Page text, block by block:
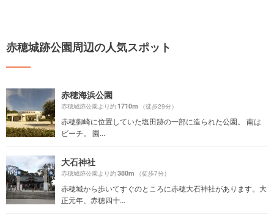
赤穂城跡公園周辺の人気スポット
赤穂海浜公園
赤穂城跡公園より約1710m （徒歩29分）
赤穂御崎に位置していた塩田跡の一部に造られた公園。 南は
ビーチ。 園...
大石神社
赤穂城跡公園より約380m （徒歩7分）
赤穂城から歩いてすぐのところに赤穂大石神社があります。大
正元年、赤穂四十...